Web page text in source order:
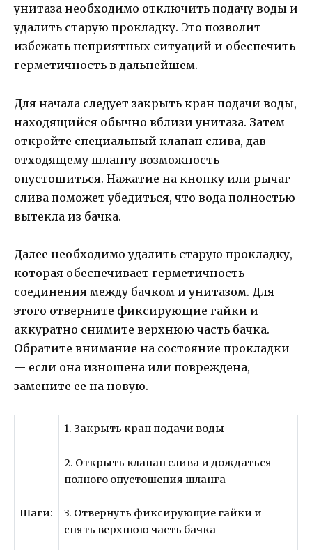
унитаза необходимо отключить подачу воды и
удалить старую прокладку. Это позволит
избежать неприятных ситуаций и обеспечить
герметичность в дальнейшем.
Для начала следует закрыть кран подачи воды,
находящийся обычно вблизи унитаза. Затем
откройте специальный клапан слива, дав
отходящему шлангу возможность
опустошиться. Нажатие на кнопку или рычаг
слива поможет убедиться, что вода полностью
вытекла из бачка.
Далее необходимо удалить старую прокладку,
которая обеспечивает герметичность
соединения между бачком и унитазом. Для
этого отверните фиксирующие гайки и
аккуратно снимите верхнюю часть бачка.
Обратите внимание на состояние прокладки
— если она изношена или повреждена,
замените ее на новую.
Шаги:
1. Закрыть кран подачи воды
2. Открыть клапан слива и дождаться
полного опустошения шланга
3. Отвернуть фиксирующие гайки и
снять верхнюю часть бачка